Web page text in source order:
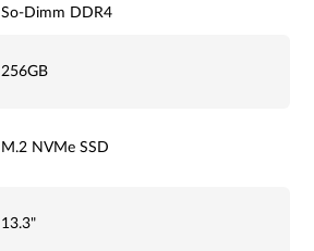
So-Dimm DDR4
256GB
M.2 NVMe SSD
13.3"